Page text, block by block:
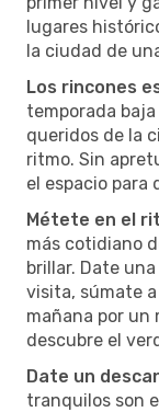
lugares
la ciudad de
Los rincones
temporada
queridos de la
ritmo. Sin
el espacio
Métete en el
más cotidiano
brillar. Date
visita, súmate
mañana por un
descubre el
Date un
tranquilos son